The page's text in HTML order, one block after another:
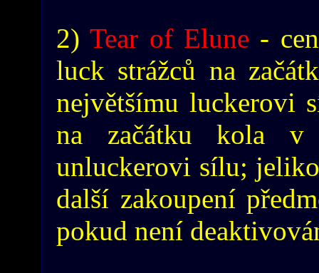
2)Tear of Elune -
luck strážců na
největšímu luckerovi
na začátku kola v
unluckerovi sílu;
další zakoupení
pokud není